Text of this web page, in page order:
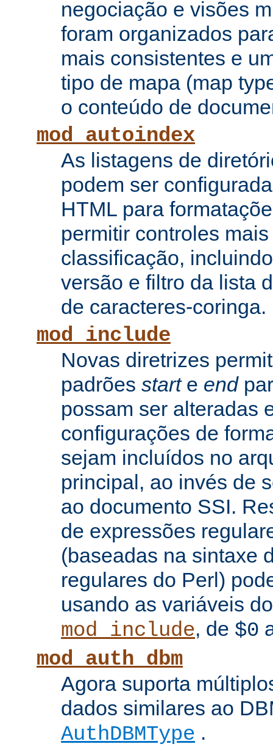
negociação e visões
foram organizados
mais consistentes e
tipo de mapa (map
o conteúdo de
mod_autoindex
As listagens de
podem ser
HTML para
permitir controles
classificação,
versão e filtro da lista
de caracteres-coringa.
mod_include
Novas diretrizes
padrões starte end
possam ser alteradas
configurações de
sejam incluídos no
principal, ao invés de
ao documento SSI.
de expressões
(baseadas na sintaxe
regulares do Perl)
usando as variáveis
mod_include, de $0
mod_auth_dbm
Agora suporta
dados similares ao
AuthDBMType .